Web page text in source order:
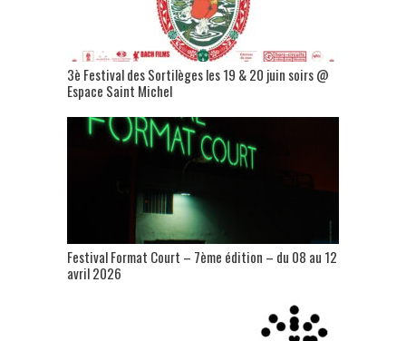
3è Festival des Sortilèges les 19 & 20 juin soirs @
Espace Saint Michel
Festival Format Court – 7ème édition – du 08 au 12
avril 2026